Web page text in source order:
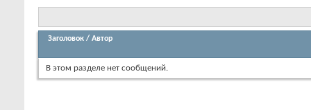
Заголовок / Автор
В этом разделе нет сообщений.